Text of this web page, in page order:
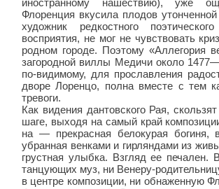
Флоренция вку­сила плодов
художник редкостного
восприятия, не мог не чувствовать
родном городе. Поэтому «Аллегория
загородной вил­лы Медичи около
по-видимому, для прославления
дворе Лоренцо, пол­на вместе с тем
тревоги.
Как видения дантовского Рая,
шаге, выходя на самый край
на — прекрасная белокурая богиня,
убранная венками и гир­ляндами из
грустная улыбка. Взгляд ее печален.
танцующих муз, ни Венеру-
в центре композиции, ни обнаженную